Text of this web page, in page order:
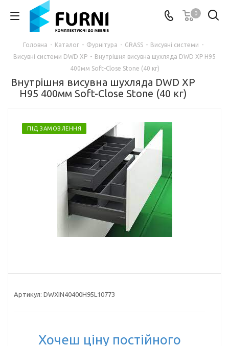
0
Головна - Каталог - Фурнітура - GRASS - Висувні системи -
Висувні системи DWD XP - Внутрішня висувна шухляда DWD XP Н95
400мм Soft-Close Stone (40 кг)
Внутрішня висувна шухляда DWD XP
Н95 400мм Soft-Close Stone (40 кг)
ПІД ЗАМОВЛЕННЯ
Артикул: DWXIN40400H95L10773
Хочеш ціну постійного